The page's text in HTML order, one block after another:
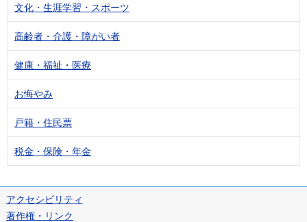
文化・生涯学習・スポーツ
高齢者・介護・障がい者
健康・福祉・医療
お悔やみ
戸籍・住民票
税金・保険・年金
アクセシビリティ
著作権・リンク